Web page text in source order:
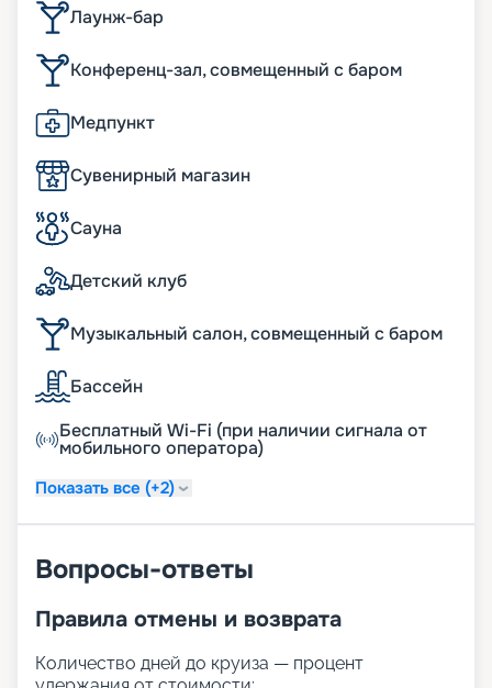
Лаунж-бар
Конференц-зал, совмещенный с баром
Медпункт
Сувенирный магазин
Сауна
Детский клуб
Музыкальный салон, совмещенный с баром
Бассейн
Бесплатный Wi-Fi (при наличии сигнала от
мобильного оператора)
Показать все (+2)
Вопросы-ответы
Правила отмены и возврата
Количество дней до круиза — процент